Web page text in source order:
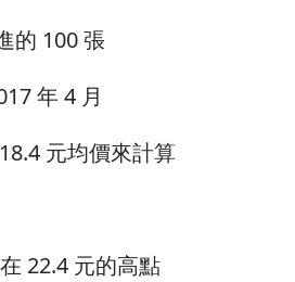
的 100 張
年 4 月
元均價來計算
22.4 元的高點